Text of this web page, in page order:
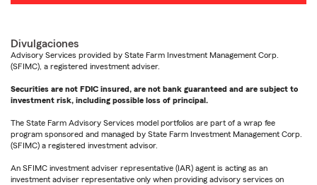
Divulgaciones
Advisory Services provided by State Farm Investment Management Corp.
(SFIMC), a registered investment adviser.
Securities are not FDIC insured, are not bank guaranteed and are subject to
investment risk, including possible loss of principal.
The State Farm Advisory Services model portfolios are part of a wrap fee
program sponsored and managed by State Farm Investment Management Corp.
(SFIMC) a registered investment advisor.
An SFIMC investment adviser representative (IAR) agent is acting as an
investment adviser representative only when providing advisory services on